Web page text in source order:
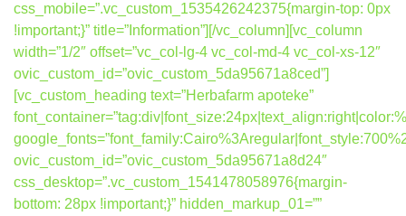
css_mobile=”.vc_custom_1535426242375{margin-top: 0px
!important;}” title=”Information”][/vc_column][vc_column
width=”1/2″ offset=”vc_col-lg-4 vc_col-md-4 vc_col-xs-12″
ovic_custom_id=”ovic_custom_5da95671a8ced”]
[vc_custom_heading text=”Herbafarm apoteke”
ovic_custom_id=”ovic_custom_5da95671a8d24″
css_desktop=”.vc_custom_1541478058976{margin-
bottom: 28px !important;}” hidden_markup_01=””